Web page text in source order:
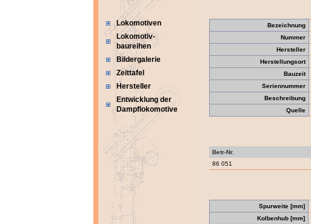
Lokomotiven
Lokomotiv-
baureihen
Bildergalerie
Zeittafel
Hersteller
Entwicklung der
Dampflokomotive
Bezeichnung
Nummer
Hersteller
Herstellungsort
Bauzeit
Seriennummer
Beschreibung
Quelle
Betr-Nr.
86 051
Spurweite [mm]
Kolbenhub [mm]